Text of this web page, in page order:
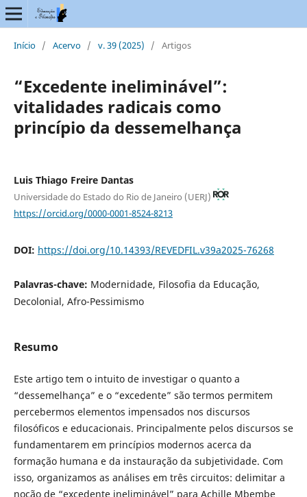
Início / Acervo / v. 39 (2025) / Artigos
“Excedente ineliminável”:
vitalidades radicais como
princípio da dessemelhança
Luis Thiago Freire Dantas
Universidade do Estado do Rio de Janeiro (UERJ)
https://orcid.org/0000-0001-8524-8213
DOI: https://doi.org/10.14393/REVEDFIL.v39a2025-76268
Palavras-chave: Modernidade, Filosofia da Educação,
Decolonial, Afro-Pessimismo
Resumo
Este artigo tem o intuito de investigar o quanto a
“dessemelhança” e o “excedente” são termos permitem
percebermos elementos impensados nos discursos
filosóficos e educacionais. Principalmente pelos discursos se
fundamentarem em princípios modernos acerca da
formação humana e da instauração da subjetividade. Com
isso, organizamos as análises em três circuitos: delimitar a
noção de “excedente ineliminável” para Achille Mbembe